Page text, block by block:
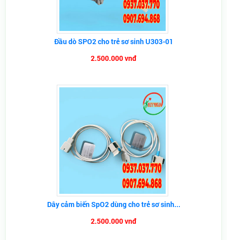
Đầu dò SPO2 cho trẻ sơ sinh U303-01
2.500.000 vnđ
Dây cảm biến SpO2 dùng cho trẻ sơ sinh...
2.500.000 vnđ